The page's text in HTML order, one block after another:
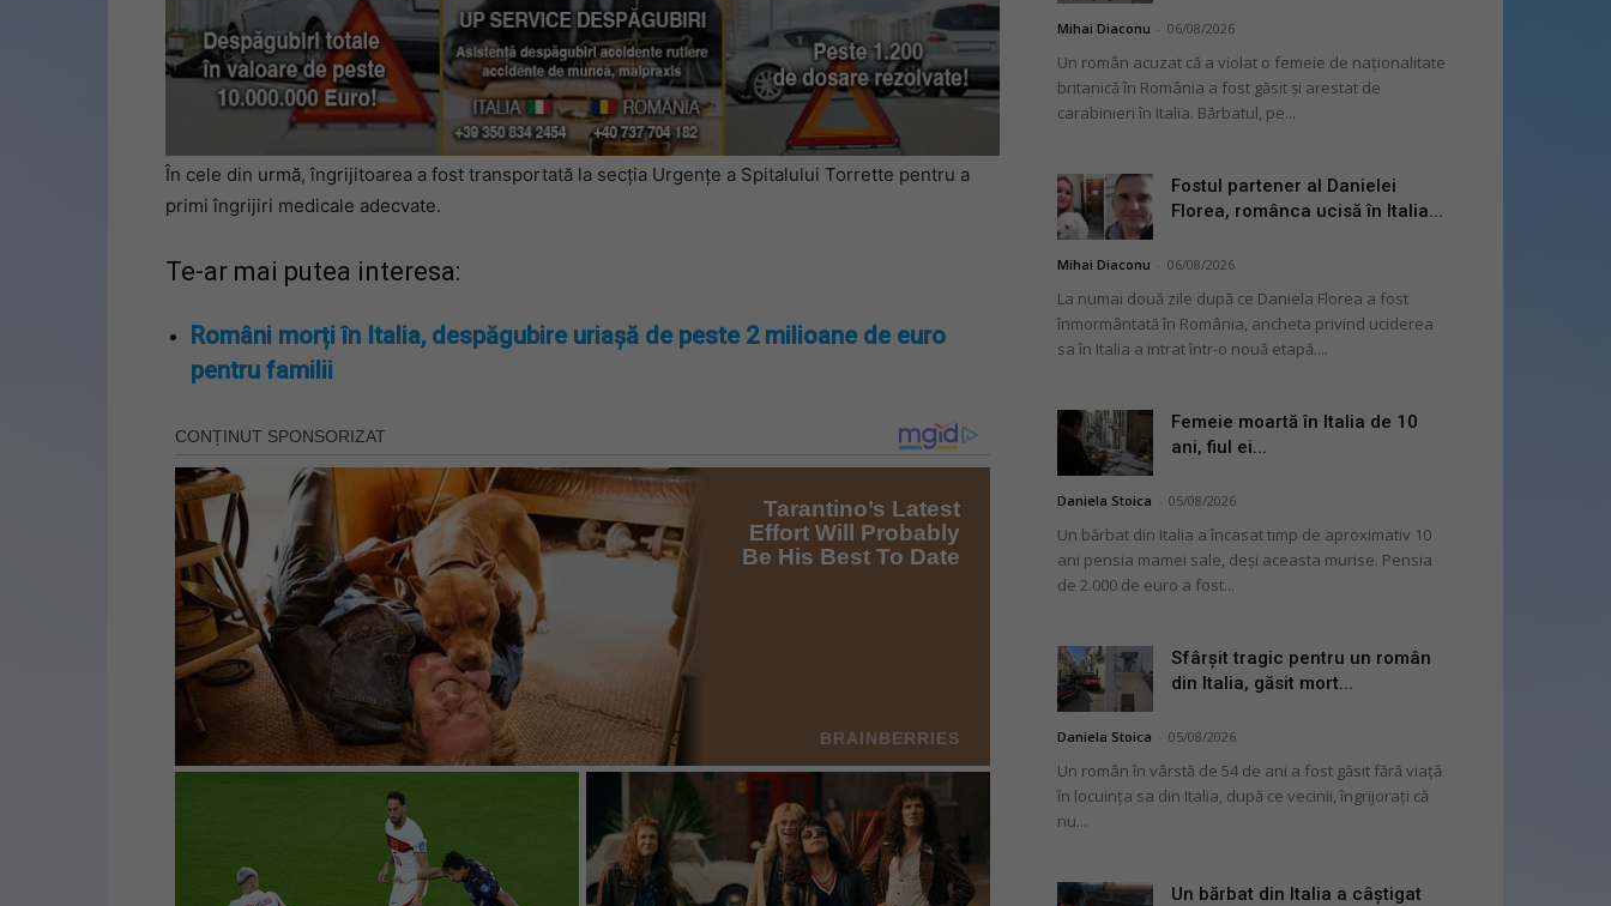
În cele din urmă, îngrijitoarea a fost transportată la secția Urgențe a Spitalului Torrette pentru a
primi îngrijiri medicale adecvate.
Te-ar mai putea interesa:
Români morți în Italia, despăgubire uriașă de peste 2 milioane de euro
pentru familii
Mihai Diaconu 06/08/2026
Un român acuzat că a violat o femeie de naționalitate
britanică în România a fost găsit și arestat de
carabinieri în Italia. Bărbatul, pe...
Fostul partener al Danielei
Florea, românca ucisă în Italia...
Mihai Diaconu 06/08/2026
La numai două zile după ce Daniela Florea a fost
înmormântată în România, ancheta privind uciderea
sa în Italia a intrat într-o nouă etapă....
Femeie moartă în Italia de 10
ani, fiul ei...
Daniela Stoica 05/08/2026
Un bărbat din Italia a încasat timp de aproximativ 10
ani pensia mamei sale, deși aceasta murise. Pensia
de 2.000 de euro a fost...
Sfârșit tragic pentru un român
din Italia, găsit mort...
Daniela Stoica 05/08/2026
Un român în vârstă de 54 de ani a fost găsit fără viață
în locuința sa din Italia, după ce vecinii, îngrijorați că
nu...
Un bărbat din Italia a câștigat